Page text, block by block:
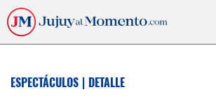
ESPECTÁCULOS | DETALLE